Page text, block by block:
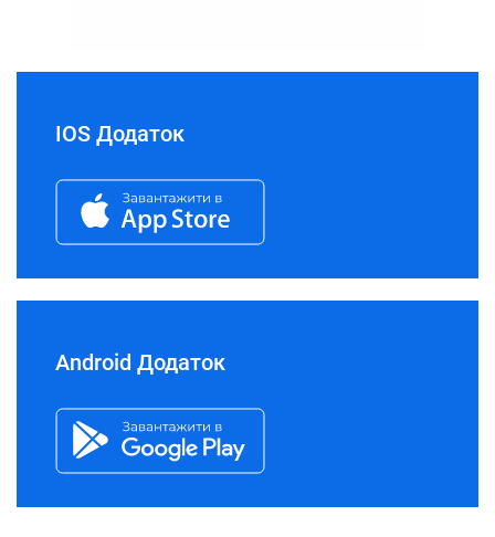
IOS Додаток
Android Додаток